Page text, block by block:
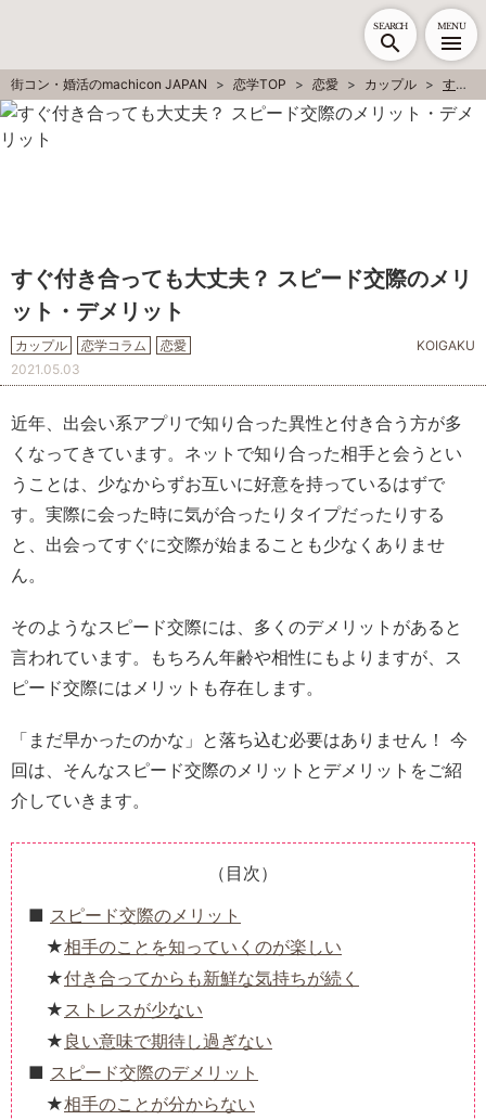
SEARCH MENU
街コン・婚活のmachicon JAPAN 恋学TOP 恋愛 カップル すぐ付き合っても大丈夫？ スピード交際のメリット・デメリット
すぐ付き合っても大丈夫？ スピード交際のメリ
ット・デメリット
カップル 恋学コラム 恋愛
KOIGAKU
2021.05.03
近年、出会い系アプリで知り合った異性と付き合う方が多
くなってきています。ネットで知り合った相手と会うとい
うことは、少なからずお互いに好意を持っているはずで
す。実際に会った時に気が合ったりタイプだったりする
と、出会ってすぐに交際が始まることも少なくありませ
ん。
そのようなスピード交際には、多くのデメリットがあると
言われています。もちろん年齢や相性にもよりますが、ス
ピード交際にはメリットも存在します。
「まだ早かったのかな」と落ち込む必要はありません！ 今
回は、そんなスピード交際のメリットとデメリットをご紹
介していきます。
（目次）
スピード交際のメリット
相手のことを知っていくのが楽しい
付き合ってからも新鮮な気持ちが続く
ストレスが少ない
良い意味で期待し過ぎない
スピード交際のデメリット
相手のことが分からない